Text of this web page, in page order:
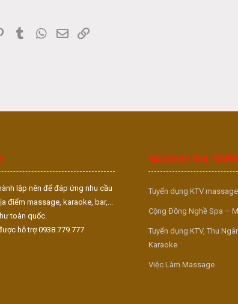
PinterestTumblr WhatsApp
Email
lập nên để đáp ứng nhu cầu
điểm massage, karaoke, bar,...
toàn quốc.
hỗ trợ 0938.779.777
MASSAGE VUA
Tuyển dụng KTV massage
Cộng Đồng Nghề Spa –
Tuyển dụng KTV, Thu
Karaoke
Việc Làm Massage